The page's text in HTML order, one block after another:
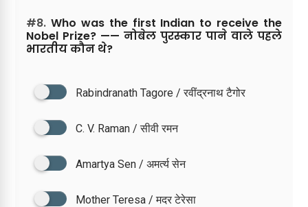
#8. Who was the first Indian to receive the
Nobel Prize? —— नोबेल पुरस्कार पाने वाले पहले
भारतीय कौन थे?
Rabindranath Tagore / रवींद्रनाथ टैगोर
C. V. Raman / सीवी रमन
Amartya Sen / अमर्त्य सेन
Mother Teresa / मदर टेरेसा